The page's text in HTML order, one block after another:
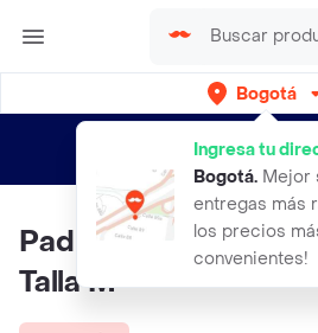
Bogotá
Ingresa tu
Bogotá. Mejor
entregas más
los precios
convenientes!
envíos gratis por
Pad Mouse
Talla M